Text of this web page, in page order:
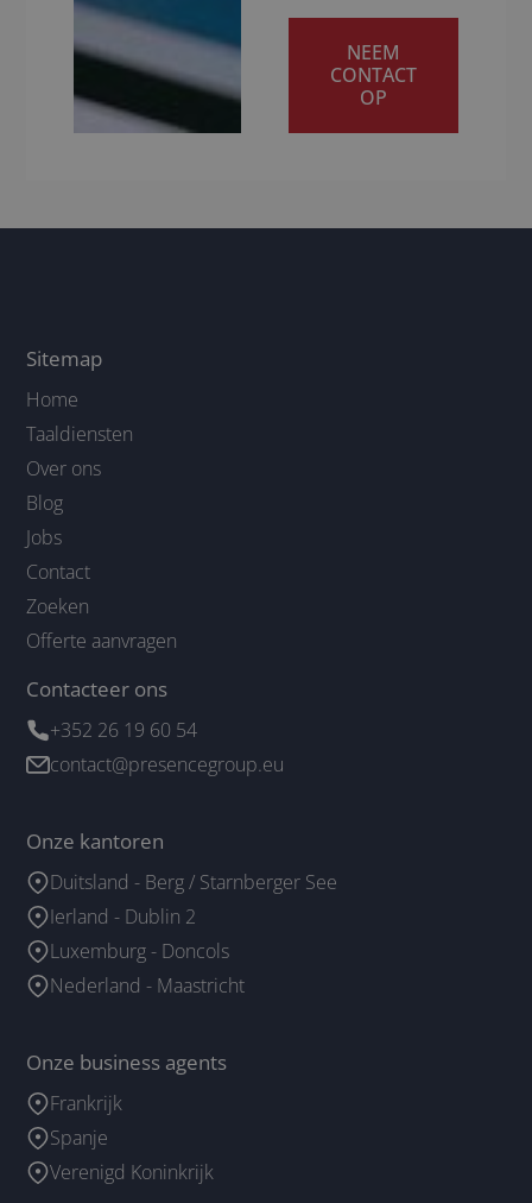
NEEM
CONTACT
OP
Sitemap
Home
Taaldiensten
Over ons
Blog
Jobs
Contact
Zoeken
Offerte aanvragen
Contacteer ons
+352 26 19 60 54
contact@presencegroup.eu
Onze kantoren
Duitsland - Berg / Starnberger See
Ierland - Dublin 2
Luxemburg - Doncols
Nederland - Maastricht
Onze business agents
Frankrijk
Spanje
Verenigd Koninkrijk